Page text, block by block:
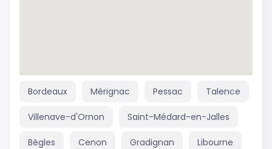
Bordeaux Mérignac Pessac Talence
Villenave-d'Ornon Saint-Médard-en-Jalles
Bègles Cenon Gradignan Libourne